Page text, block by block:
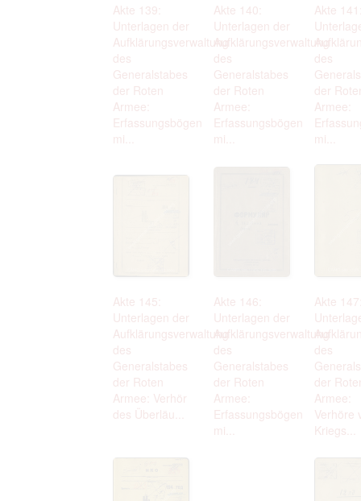
Akte 139:
Unterlagen der
Aufklärungsverwaltung
des
Generalstabes
der Roten
Armee:
Erfassungsbögen
mi...
Akte 140:
Unterlagen der
Aufklärungsverwaltung
des
Generalstabes
der Roten
Armee:
Erfassungsbögen
mi...
Akte
des
der
Armee:
mi...
Akte 145:
Unterlagen der
Aufklärungsverwaltung
des
Generalstabes
der Roten
Armee: Verhör
des Überläu...
Akte 146:
Unterlagen der
Aufklärungsverwaltung
des
Generalstabes
der Roten
Armee:
Erfassungsbögen
mi...
Akte
des
der
Armee:
Verhöre
Kriegs...